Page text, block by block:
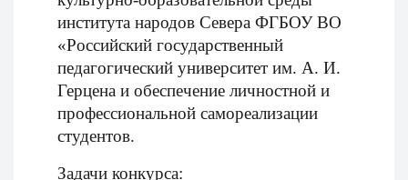
института народов Севера ФГБОУ ВО
«Российский государственный
педагогический университет им. А. И.
Герцена и обеспечение личностной и
профессиональной самореализации
студентов.
Задачи конкурса: